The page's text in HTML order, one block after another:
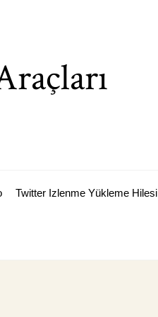
Twitter Izlenme Yükleme Hilesi